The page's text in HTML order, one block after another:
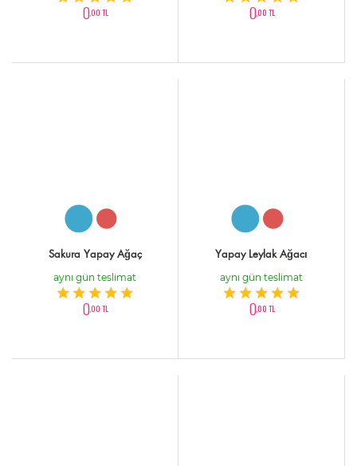
0,00 TL 0,00 TL
Sakura Yapay Ağaç
aynı gün teslimat
0,00 TL
Yapay Leylak Ağacı
aynı gün teslimat
0,00 TL